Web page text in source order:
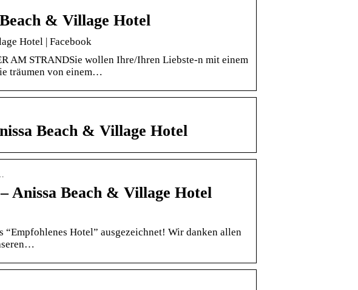
& Village Hotel
Hotel | Facebook
AM STRANDSie wollen Ihre/Ihren Liebste-n mit einem
träumen von einem…
Beach & Village Hotel
Beach & Village Hotel
Hotel” ausgezeichnet! Wir danken allen